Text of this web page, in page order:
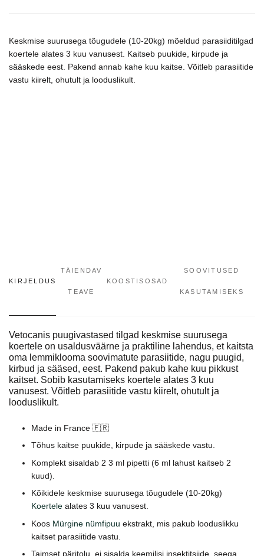
N2
kogus
Keskmise suurusega tõugudele (10-20kg) mõeldud parasiiditilgad
koertele alates 3 kuu vanusest. Kaitseb puukide, kirpude ja
sääskede eest. Pakend annab kahe kuu kaitse. Võitleb parasiitide
vastu kiirelt, ohutult ja looduslikult.
KIRJELDUS
TÄIENDAV
TEAVE
KOOSTISOSAD
SOOVITUSED
KASUTAMISEKS
Vetocanis puugivastased tilgad keskmise suurusega
koertele on usaldusväärne ja praktiline lahendus, et kaitsta
oma lemmiklooma soovimatute parasiitide, nagu puugid,
kirbud ja sääsed, eest. Pakend pakub kahe kuu pikkust
kaitset. Sobib kasutamiseks koertele alates 3 kuu
vanusest. Võitleb parasiitide vastu kiirelt, ohutult ja
looduslikult.
Made in France 🇫🇷
Tõhus kaitse puukide, kirpude ja sääskede vastu.
Komplekt sisaldab 2 3 ml pipetti (6 ml lahust kaitseb 2
kuud).
Kõikidele keskmise suurusega tõugudele (10-20kg)
Koertelealates 3 kuu vanusest.
Koos Mürgine nümfipuu ekstrakt, mis pakub looduslikku
kaitset parasiitide vastu.
Taimset päritolu, ei sisalda keemilisi insektitsiide, seega